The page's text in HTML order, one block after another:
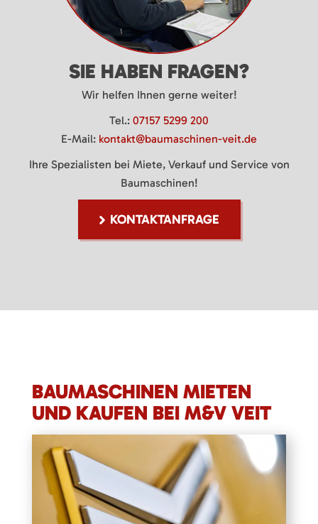
SIE HABEN FRAGEN?
Wir helfen Ihnen gerne weiter!
Tel.: 07157 5299 200
E-Mail: kontakt@baumaschinen-veit.de
Ihre Spezialisten bei Miete, Verkauf und Service von
Baumaschinen!
KONTAKTANFRAGE
BAUMASCHINEN MIETEN
UND KAUFEN BEI M&V VEIT